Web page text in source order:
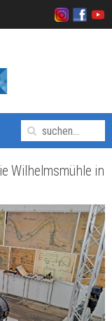
Wilhelmsmühle in